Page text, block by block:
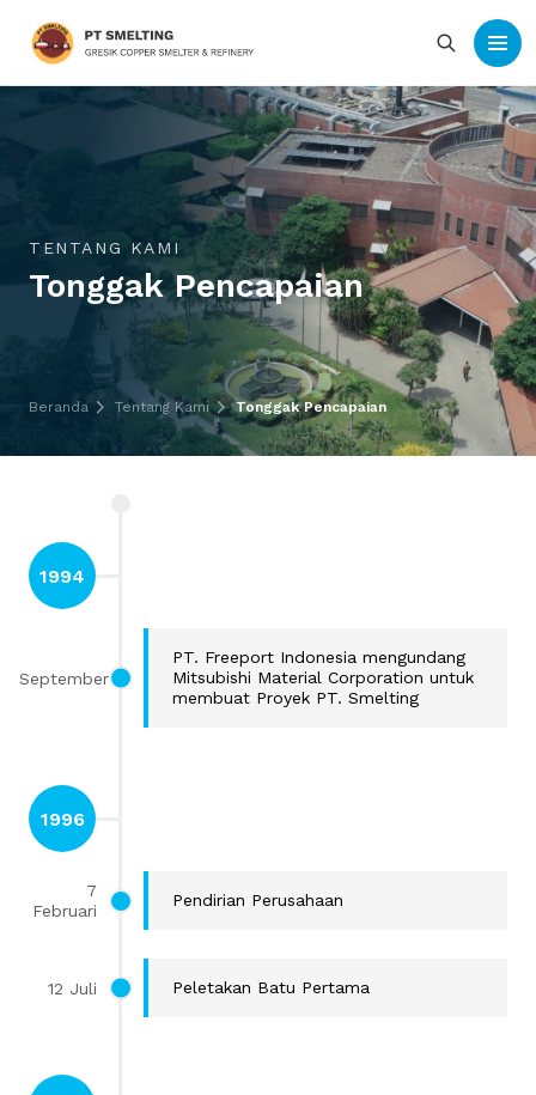
TENTANG KAMI
Tonggak Pencapaian
Beranda Tentang Kami Tonggak Pencapaian
1994
September
PT. Freeport Indonesia mengundang
Mitsubishi Material Corporation untuk
membuat Proyek PT. Smelting
1996
7
Februari
Pendirian Perusahaan
12 Juli Peletakan Batu Pertama